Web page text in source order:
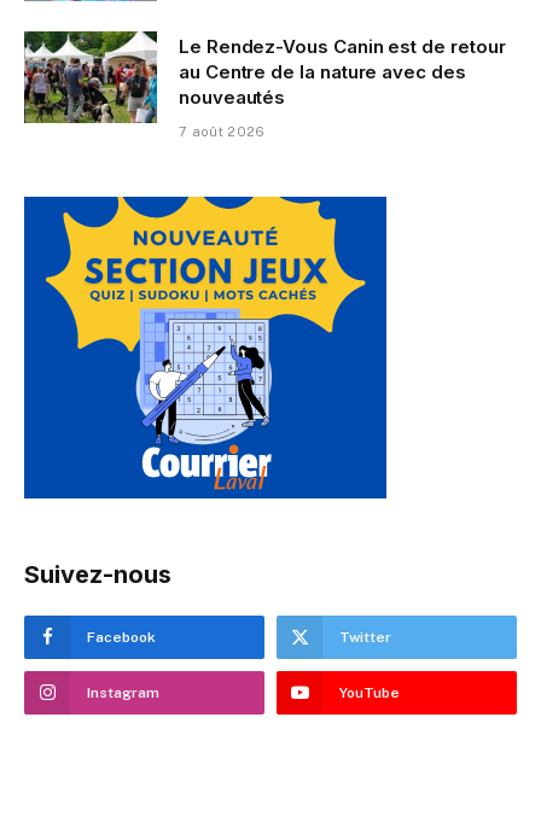
Le Rendez-Vous Canin est de retour
au Centre de la nature avec des
nouveautés
7 août 2026
Suivez-nous
Facebook Twitter
Instagram YouTube